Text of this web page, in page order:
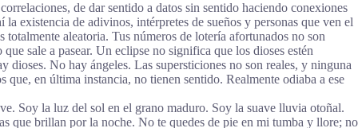
de dar sentido a datos sin sentido haciendo conexiones
existencia de adivinos, intérpretes de sueños y personas que ven el
aleatoria. Tus números de lotería afortunados no son
sale a pasear. Un eclipse no significa que los dioses estén
No hay ángeles. Las supersticiones no son reales, y ninguna
que, en última instancia, no tienen sentido. Realmente odiaba a ese
Soy la luz del sol en el grano maduro. Soy la suave lluvia otoñal.
que brillan por la noche. No te quedes de pie en mi tumba y llore; no